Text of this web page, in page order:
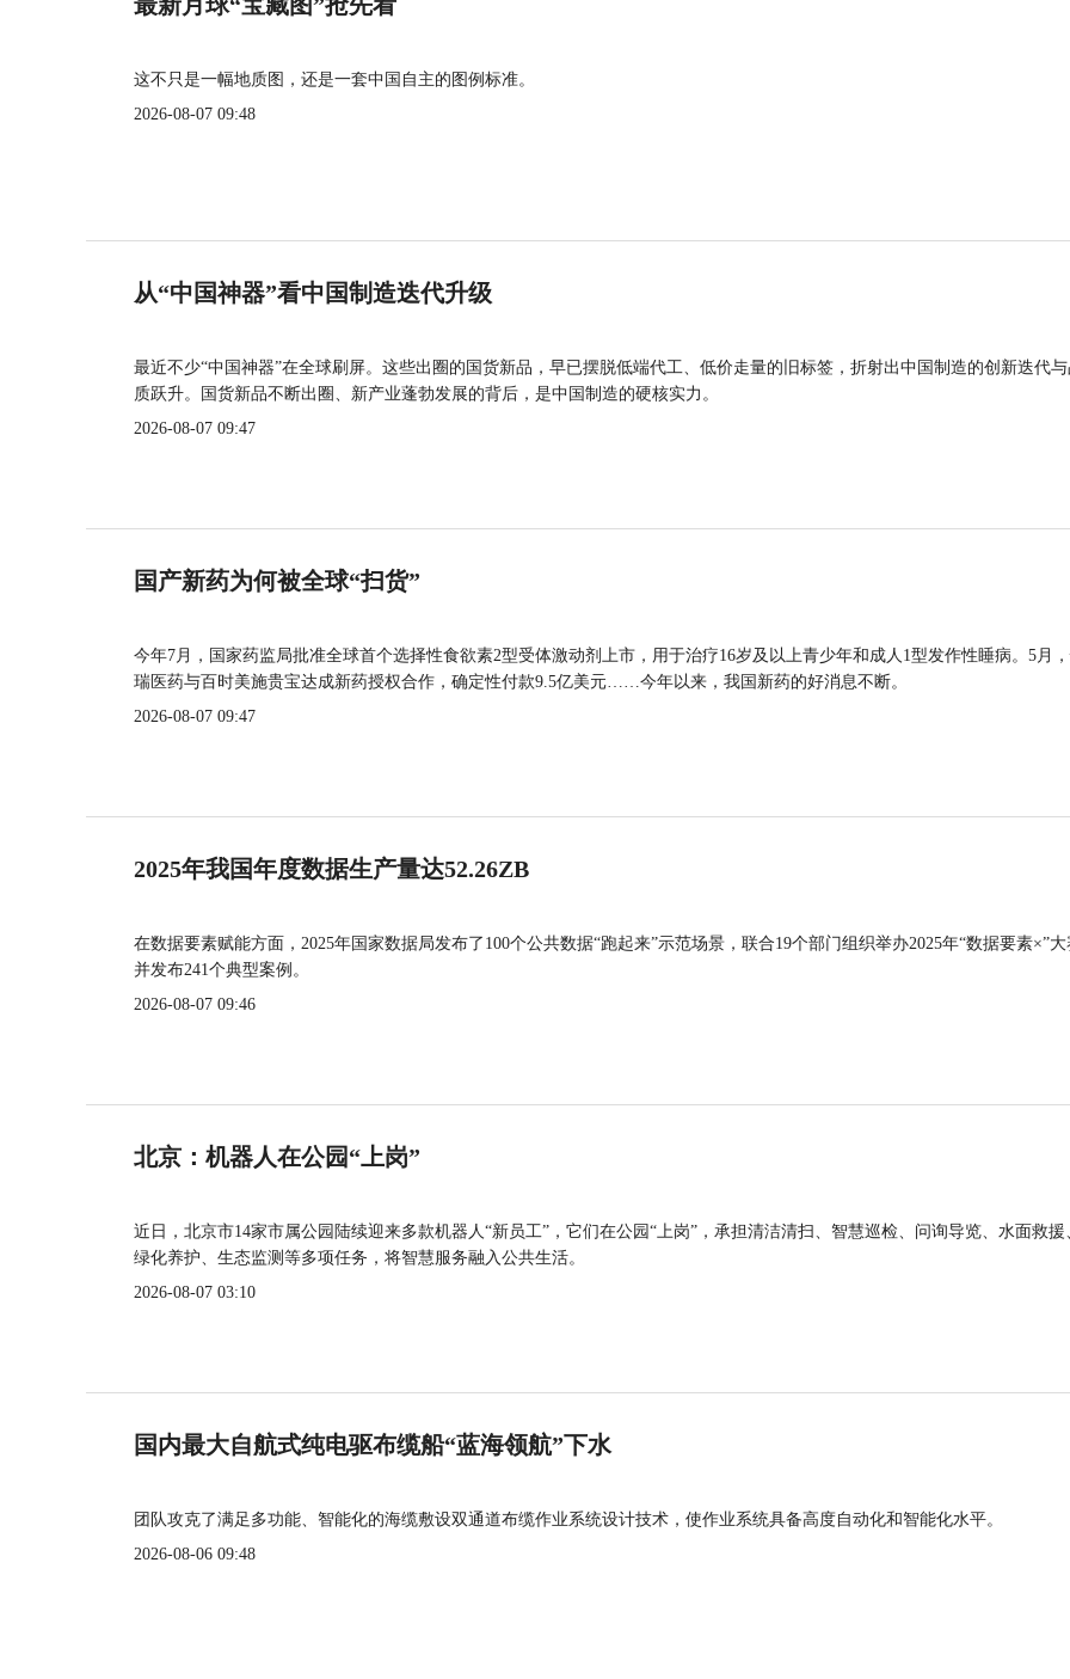
这不只是一幅地质图，还是一套中国自主的图例标准。
2026-08-07 09:48
从“中国神器”看中国制造迭代升级
最近不少“中国神器”在全球刷屏。这些出圈的国货新品，早已摆脱低端代工、低价走量的旧标签，折射出中国制造的创新迭代
质跃升。国货新品不断出圈、新产业蓬勃发展的背后，是中国制造的硬核实力。
2026-08-07 09:47
国产新药为何被全球“扫货”
今年7月，国家药监局批准全球首个选择性食欲素2型受体激动剂上市，用于治疗16岁及以上青少年和成人1型发作性睡病。5月
瑞医药与百时美施贵宝达成新药授权合作，确定性付款9.5亿美元……今年以来，我国新药的好消息不断。
2026-08-07 09:47
2025年我国年度数据生产量达52.26ZB
在数据要素赋能方面，2025年国家数据局发布了100个公共数据“跑起来”示范场景，联合19个部门组织举办2025年“数据要素×”大
并发布241个典型案例。
2026-08-07 09:46
北京：机器人在公园“上岗”
近日，北京市14家市属公园陆续迎来多款机器人“新员工”，它们在公园“上岗”，承担清洁清扫、智慧巡检、问询导览、水面救援
绿化养护、生态监测等多项任务，将智慧服务融入公共生活。
2026-08-07 03:10
国内最大自航式纯电驱布缆船“蓝海领航”下水
团队攻克了满足多功能、智能化的海缆敷设双通道布缆作业系统设计技术，使作业系统具备高度自动化和智能化水平。
2026-08-06 09:48